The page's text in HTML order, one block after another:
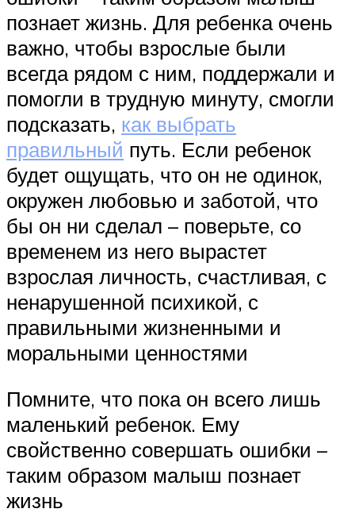
познает жизнь. Для ребенка очень
важно, чтобы взрослые были
всегда рядом с ним, поддержали и
помогли в трудную минуту, смогли
подсказать, как выбрать
правильный путь. Если ребенок
будет ощущать, что он не одинок,
окружен любовью и заботой, что
бы он ни сделал – поверьте, со
временем из него вырастет
взрослая личность, счастливая, с
ненарушенной психикой, с
правильными жизненными и
моральными ценностями
Помните, что пока он всего лишь
маленький ребенок. Ему
свойственно совершать ошибки –
таким образом малыш познает
жизнь